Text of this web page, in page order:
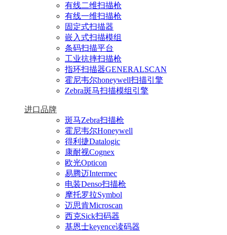
有线二维扫描枪
有线一维扫描枪
固定式扫描器
嵌入式扫描模组
条码扫描平台
工业抗摔扫描枪
指环扫描器GENERALSCAN
霍尼韦尔honeywell扫描引擎
Zebra斑马扫描模组引擎
进口品牌
斑马Zebra扫描枪
霍尼韦尔Honeywell
得利捷Datalogic
康耐视Cognex
欧光Opticon
易腾迈Intermec
电装Denso扫描枪
摩托罗拉Symbol
迈思肯Microscan
西克Sick扫码器
基恩士keyence读码器